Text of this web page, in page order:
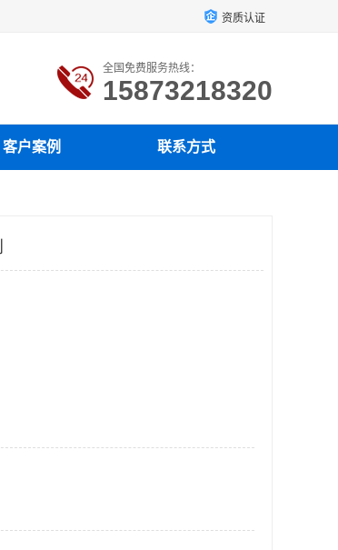
资质认证
全国免费服务热线：
15873218320
客户案例 联系方式